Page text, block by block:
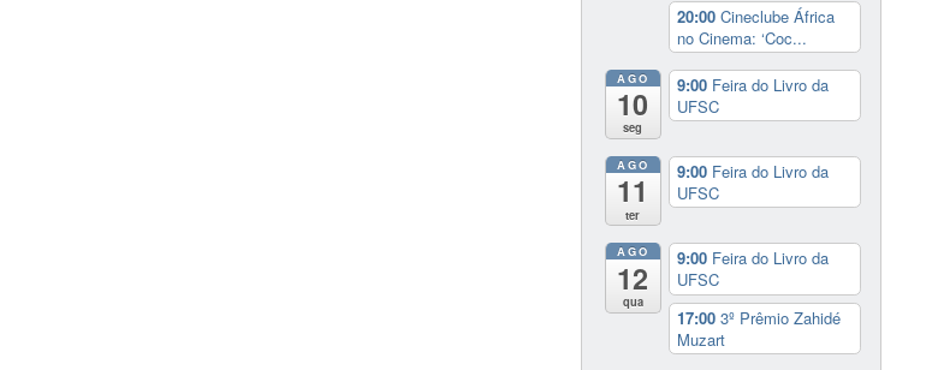
20:00 Cineclube África
no Cinema: ‘Coc...
AGO
10
seg
9:00 Feira do Livro da
UFSC
AGO
11
ter
9:00 Feira do Livro da
UFSC
AGO
12
qua
9:00 Feira do Livro da
UFSC
17:00 3º Prêmio Zahidé
Muzart